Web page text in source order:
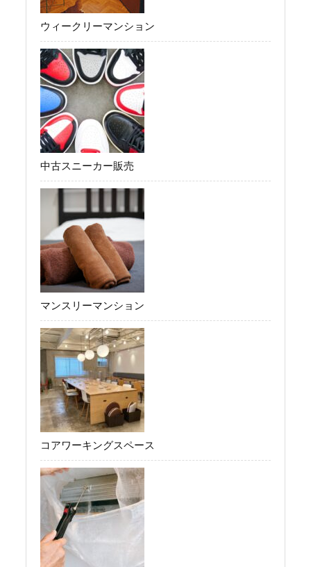
ウィークリーマンション
中古スニーカー販売
マンスリーマンション
コアワーキングスペース